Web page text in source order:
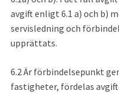
avgift enligt 6.1 a) och b)
servisledning och
upprättats.
6.2 Är förbindelsepunkt
fastigheter, fördelas